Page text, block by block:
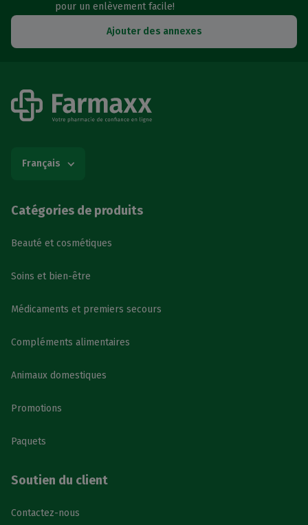
pour un enlèvement facile!
Ajouter des annexes
Français
Catégories de produits
Beauté et cosmétiques
Soins et bien-être
Médicaments et premiers secours
Compléments alimentaires
Animaux domestiques
Promotions
Paquets
Soutien du client
Contactez-nous